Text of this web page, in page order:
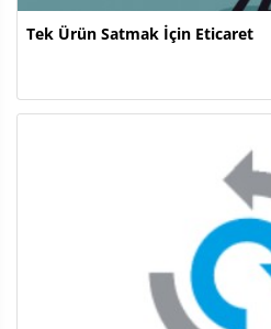
Tek Ürün Satmak İçin Eticaret